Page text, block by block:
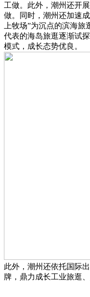
工做。此外，潮州还开
做。同时，潮州还加速
上牧场”为沉点的滨海
代表的海岛旅逛逐渐试
模式，成长态势优良。
此外，潮州还依托国际
牌，鼎力成长工业旅逛